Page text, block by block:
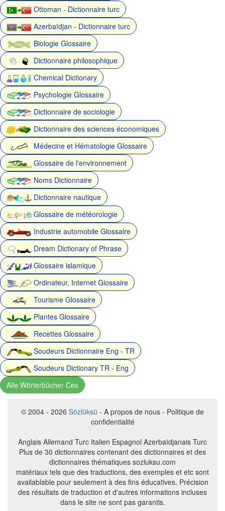
Ottoman - Dictionnaire turc
Azerbaïdjan - Dictionnaire turc
Biologie Glossaire
Dictionnaire philosophique
Chemical Dictionary
Psychologie Glossaire
Dictionnaire de sociologie
Dictionnaire des sciences économiques
Médecine et Hématologie Glossaire
Glossaire de l'environnement
Noms Dictionnaire
Dictionnaire nautique
Glossaire de météorologie
Industrie automobile Glossaire
Dream Dictionary of Phrase
Glossaire islamique
Ordinateur, Internet Glossaire
Tourisme Glossaire
Plantes Glossaire
Recettes Glossaire
Soudeurs Dictionnaire Eng - TR
Soudeurs Dictionary TR - Eng
Alle Wörterbücher Ces
© 2004 - 2026 Sözlüksü - A propos de nous - Politique de
confidentialité
Anglais Allemand Turc Italien Espagnol Azerbaïdjanais Turc
Plus de 30 dictionnaires contenant des dictionnaires et des
dictionnaires thématiques sozluksu.com
matériaux tels que des traductions, des exemples et etc sont
availablable pour seulement à des fins éducatives. Précision
des résultats de traduction et d'autres informations incluses
dans le site ne sont pas garantis.